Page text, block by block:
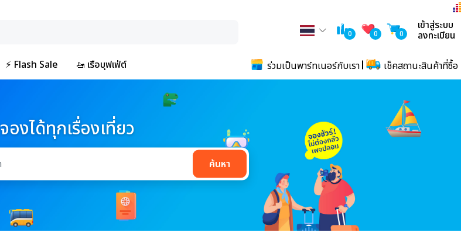
0 0 0
เข้าสู่ระบบ
ลงทะเบียน
⚡ Flash Sale 🚤 เรือบุฟเฟ่ต์ ร่วมเป็นพาร์ทเนอร์กับเรา เช็คสถานะสินค้าที่ซื้อ
จองได้ทุกเรื่องเที่ยว
ค้นหา